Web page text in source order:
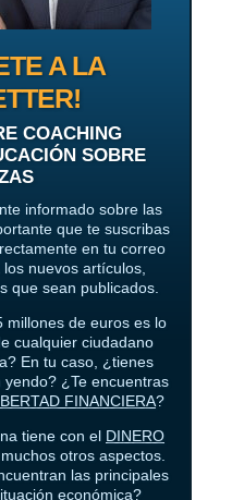
A LA
COACHING
SOBRE
informado sobre las
que te suscribas
en tu correo
nuevos artículos,
que sean publicados.
millones de euros es lo
cualquier ciudadano
En tu caso, ¿tienes
¿Te encuentras
FINANCIERA?
tiene con el DINERO
otros aspectos.
las principales
económica?